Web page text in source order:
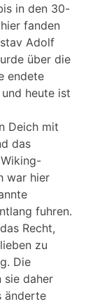
in den 30-
fanden
Adolf
über die
endete
heute ist
Deich mit
das
war hier
fuhren.
Recht,
zu
Die
sie daher
änderte